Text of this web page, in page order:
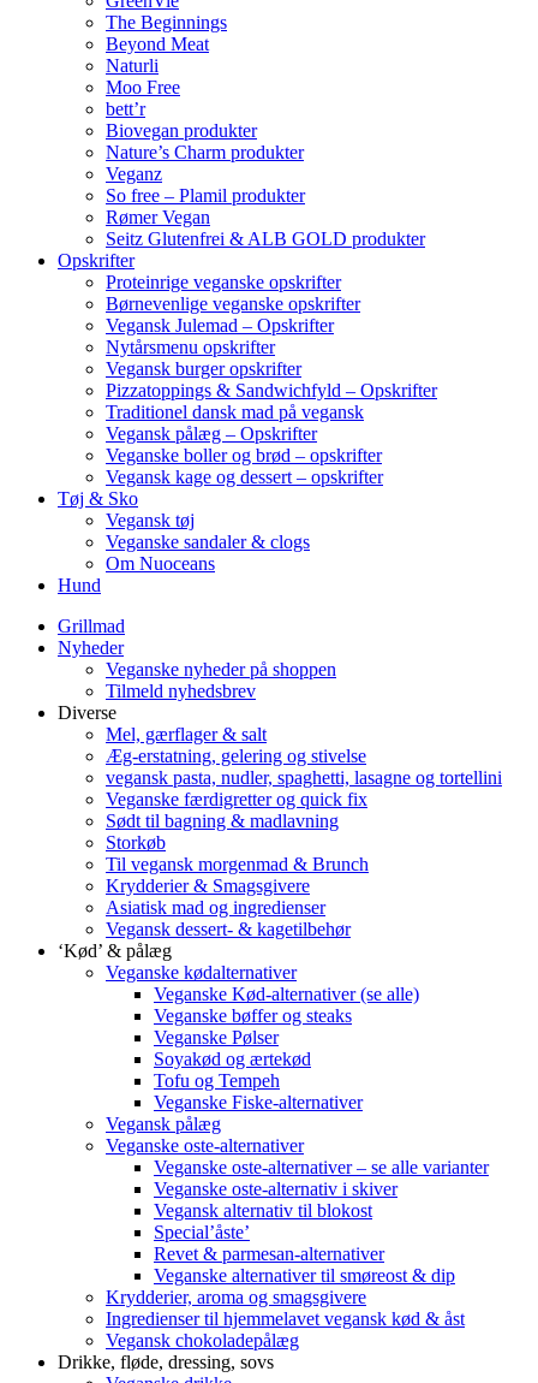
The Beginnings
Beyond Meat
Naturli
Moo Free
bett’r
Biovegan produkter
Nature’s Charm produkter
Veganz
So free – Plamil produkter
Rømer Vegan
Seitz Glutenfrei & ALB GOLD produkter
Opskrifter
Proteinrige veganske opskrifter
Børnevenlige veganske opskrifter
Vegansk Julemad – Opskrifter
Nytårsmenu opskrifter
Vegansk burger opskrifter
Pizzatoppings & Sandwichfyld – Opskrifter
Traditionel dansk mad på vegansk
Vegansk pålæg – Opskrifter
Veganske boller og brød – opskrifter
Vegansk kage og dessert – opskrifter
Tøj & Sko
Vegansk tøj
Veganske sandaler & clogs
Om Nuoceans
Hund
Grillmad
Nyheder
Veganske nyheder på shoppen
Tilmeld nyhedsbrev
Diverse
Mel, gærflager & salt
Æg-erstatning, gelering og stivelse
vegansk pasta, nudler, spaghetti, lasagne og tortellini
Veganske færdigretter og quick fix
Sødt til bagning & madlavning
Storkøb
Til vegansk morgenmad & Brunch
Krydderier & Smagsgivere
Asiatisk mad og ingredienser
Vegansk dessert- & kagetilbehør
‘Kød’ & pålæg
Veganske kødalternativer
Veganske Kød-alternativer (se alle)
Veganske bøffer og steaks
Veganske Pølser
Soyakød og ærtekød
Tofu og Tempeh
Veganske Fiske-alternativer
Vegansk pålæg
Veganske oste-alternativer
Veganske oste-alternativer – se alle varianter
Veganske oste-alternativ i skiver
Vegansk alternativ til blokost
Special’åste’
Revet & parmesan-alternativer
Veganske alternativer til smøreost & dip
Krydderier, aroma og smagsgivere
Ingredienser til hjemmelavet vegansk kød & åst
Vegansk chokoladepålæg
Drikke, fløde, dressing, sovs